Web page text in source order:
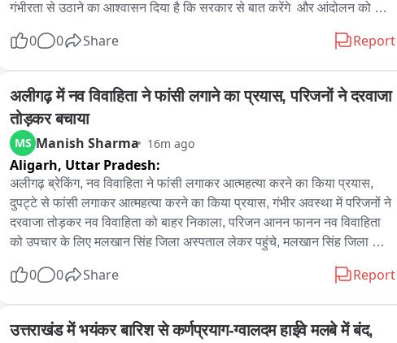
गंभीरता से उठाने का आश्वासन दिया है कि सरकार से बात करेंगे  और आंदोलन को
हैं। छात्रों का कहना है कि यदि बैठक में उनकी सभी प्रमुख मांगें स्वीकार कर ली जाती
हैं, तो आंदोलन कल ही समाप्त कर दिया जाएगा। लेकिन यदि मांगों पर सकारात्मक
निर्णय नहीं लिया गया, तो यह अनिश्चितकालीन आंदोलन पहले की तरह जारी रहेगा。
0 0 Share Report
अलीगढ़ में नव विवाहिता ने फांसी लगाने का प्रयास, परिजनों ने दरवाजा
तोड़कर बचाया
MS Manish Sharma 16m ago
Aligarh, Uttar Pradesh:
अलीगढ़ ब्रेकिंग, नव विवाहिता ने फांसी लगाकर आत्महत्या करने का किया प्रयास,
दुपट्टे से फांसी लगाकर आत्महत्या करने का किया प्रयास, गंभीर अवस्था में परिजनों ने
दरवाजा तोड़कर नव विवाहिता को बाहर निकाला, परिजन आनन फानन नव विवाहिता
को उपचार के लिए मलखान सिंह जिला अस्पताल लेकर पहुंचे, मलखान सिंह जिला
पार्क के इलाके के अंबेडकर कॉलोनी की घटना
0 0 Share Report
उत्तराखंड में भयंकर बारिश से कर्णप्रयाग-ग्वालदम हाईवे मलबे में बंद,